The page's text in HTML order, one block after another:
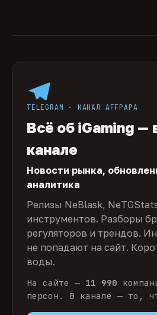
TELEGRAM · КАНАЛ AFFPAPA
Всё об iGaming —
канале
Новости рынка,
аналитика
Релизы NeBlask,
инструментов. Разборы
регуляторов и трендов.
не попадают на сайт.
воды.
На сайте — 11 990
персон. В канале — то,